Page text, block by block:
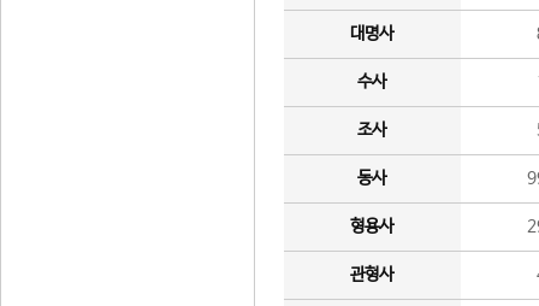
대명사
수사
조사
동사
형용사
관형사